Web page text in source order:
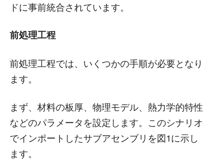
ドに事前統合されています。
前処理工程
前処理工程では、いくつかの手順が必要となり
ます。
まず、材料の板厚、物理モデル、熱力学的特性
などのパラメータを設定します。このシナリオ
でインポートしたサブアセンブリを図1に示し
ます。